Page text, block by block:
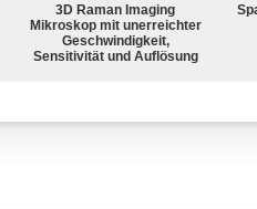
3D Raman Imaging
Mikroskop mit unerreichter
Geschwindigkeit,
Sensitivität und Auflösung